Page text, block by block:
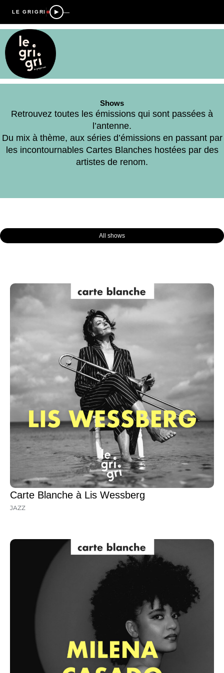
LE GRIGRI —
Shows
Retrouvez toutes les émissions qui sont passées à
l’antenne.
Du mix à thème, aux séries d’émissions en passant par
les incontournables Cartes Blanches hostées par des
artistes de renom.
All shows
Carte Blanche à Lis Wessberg
JAZZ